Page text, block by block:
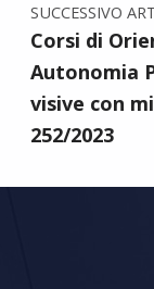
SUCCESSIVO
Corsi di
Autonomia
visive con
252/2023